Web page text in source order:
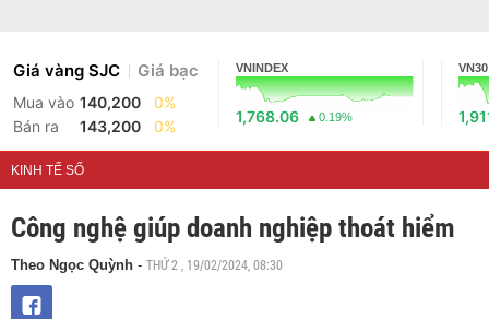
Giá vàng SJC Giá bạc
Mua vào 140,200
0%
Bán ra
143,200 0%
VNINDEX
1,768.06 0.19%
VN30
KINH TẾ SỐ
Công nghệ giúp doanh nghiệp thoát hiểm
Theo Ngọc Quỳnh - THỨ 2 , 19/02/2024, 08:30